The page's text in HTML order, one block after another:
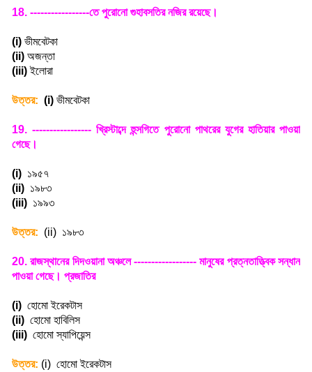
18. -----------------তে পুরোনো গুহাবসতির নজির রয়েছে।
(i) ভীমবেটকা
(ii) অজন্তা
(iii) ইলোরা
উত্তর: (i) ভীমবেটকা
19. -----------------খ্রিস্টাব্দে হুন্সগিতে পুরোনো পাথরের যুগের হাতিয়ার পাওয়া
গেছে।
(i) ১৯৫৭
(ii) ১৯৮৩
(iii) ১৯৯৩
উত্তর: (ii) ১৯৮৩
20.রাজস্থানের দিদওয়ানা অঞ্চলে ------------------ মানুষের প্রত্নতাত্ত্বিক সন্ধান
পাওয়া গেছে। প্রজাতির
(i) হোমো ইরেকটাস
(ii) হোমো হাবিলিস
(iii) হোমো স্যাপিয়েন্স
উত্তর: (i) হোমো ইরেকটাস